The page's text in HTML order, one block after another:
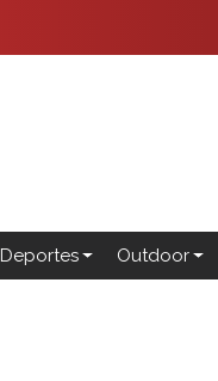
Deportes Outdoor